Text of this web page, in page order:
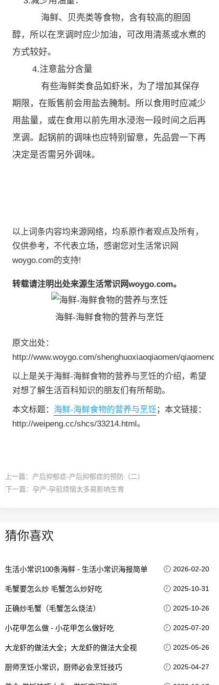
海鲜、贝壳类等食物，含有较高的胆固
醇，所以在烹调时应少加油，可改用清蒸或水煮的
方式较好。
4.注意盐分含量
有些海鲜类食品如虾米，为了增加其保存
期限，在贩售前会用盐去腌制。所以食用时应减少
用盐量，或在食用以前先用水浸泡一段时间之后再
烹调。起锅前的调味也应特别留意，先品尝一下再
决定是否需另外调味。
以上词条内容均来源网络，均系原作者观点及所有，
仅供参考，不代表立场，感谢您对生活常识网
woygo.com的支持!
转载请注明出处来源生活常识网woygo.com。
海鲜-海鲜食物的营养与烹饪
原文出处：
http://www.woygo.com/shenghuoxiaoqiaomen/
以上是关于海鲜-海鲜食物的营养与烹饪的介绍，希望
对想了解生活百科知识的朋友们有所帮助。
本文标题： 海鲜-海鲜食物的营养与烹饪；本文链接：
http://weipeng.cc/shcs/33214.html。
上一篇： 产后抑郁症-产后抑郁症的预防（二）
下一篇： 孕产-孕前烦恼太多易影响生育
猜你喜欢
生活小常识100条海鲜 - 生活小常识海报简单 2026-02-20
毛蟹要怎么炒 毛蟹怎么炒好吃 2025-10-31
正确炒毛蟹（毛蟹怎么烧法） 2025-10-26
小花甲怎么做 - 小花甲怎么做好吃 2025-07-20
大龙虾的做法大全；大龙虾的做法大全视 2025-05-26
厨师烹饪小常识，厨师必会烹饪技巧 2025-04-27